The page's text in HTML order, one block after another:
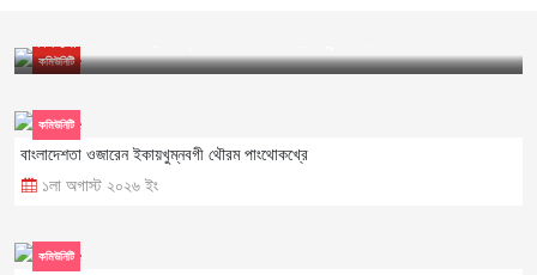
কমিউনিটি
বাংলাদেশতা ওজারেন ইকায়খুম্নবগী থৌরম পাংথোকখ্রে
১লা অগাস্ট ২০২৬ ইং
কমিউনিটি
কমিউনিটি